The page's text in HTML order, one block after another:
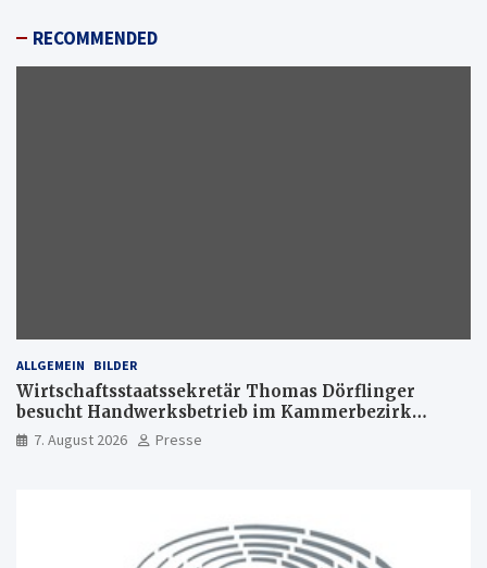
RECOMMENDED
ALLGEMEIN BILDER
Wirtschaftsstaatssekretär Thomas Dörflinger
besucht Handwerksbetrieb im Kammerbezirk
Freiburg
7. August 2026 Presse